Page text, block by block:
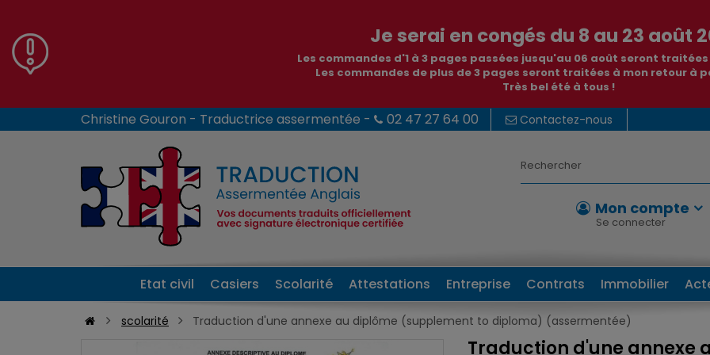
Je serai en congés du 8 au 23 août
Les commandes d'1 à 3 pages passées jusqu'au 06 août seront
Les commandes de plus de 3 pages seront traitées à mon retour à
Très bel été à tous !
Contactez-nous
Christine Gouron - Traductrice assermentée - 02 47 27 64 00
Mon compte
Se connecter
Etat civil Casiers Scolarité Attestations Entreprise Contrats Immobilier
scolarité Traduction d'une annexe au diplôme (supplement to diploma) (assermentée)
Traduction d'une annexe